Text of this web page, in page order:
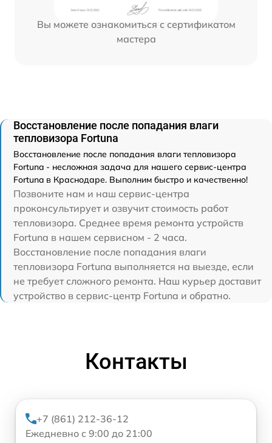
Вы можете ознакомиться с сертификатом
мастера
Восстановление после попадания влаги
тепловизора Fortuna
Восстановление после попадания влаги тепловизора
Fortuna - несложная задача для нашего сервис-центра
Fortuna в Краснодаре. Выполним быстро и качественно!
Позвоните нам и наш сервис-центра
проконсультирует и озвучит стоимость работ
тепловизора. Среднее время ремонта устройств
Fortuna в нашем сервисном - 2 часа.
Восстановление после попадания влаги
тепловизора Fortuna выполняется на выезде, если
не требует сложного ремонта. Наш курьер доставит
устройство в сервис-центр Fortuna и обратно.
Контакты
+7 (861) 212-36-12
Ежедневно с 9:00 до 21:00